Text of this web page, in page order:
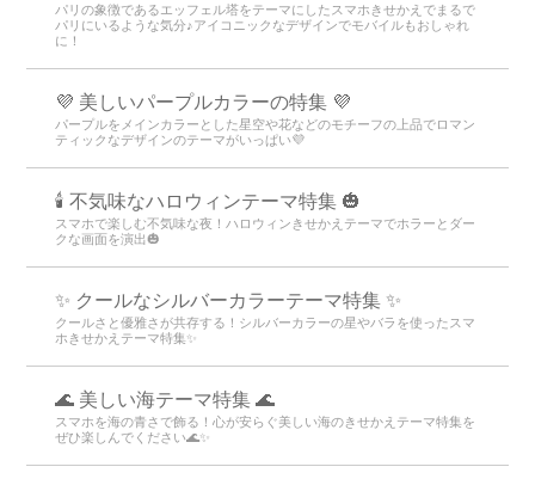
パリの象徴であるエッフェル塔をテーマにしたスマホきせかえでまるで
パリにいるような気分♪アイコニックなデザインでモバイルもおしゃれ
に！
💜 美しいパープルカラーの特集 💜
パープルをメインカラーとした星空や花などのモチーフの上品でロマン
ティックなデザインのテーマがいっぱい💜
🕯️ 不気味なハロウィンテーマ特集 🎃
スマホで楽しむ不気味な夜！ハロウィンきせかえテーマでホラーとダー
クな画面を演出🎃
✨ クールなシルバーカラーテーマ特集 ✨
クールさと優雅さが共存する！シルバーカラーの星やバラを使ったスマ
ホきせかえテーマ特集✨
🌊 美しい海テーマ特集 🌊
スマホを海の青さで飾る！心が安らぐ美しい海のきせかえテーマ特集を
ぜひ楽しんでください🌊✨